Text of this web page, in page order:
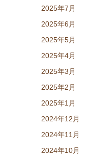
2025年7月
2025年6月
2025年5月
2025年4月
2025年3月
2025年2月
2025年1月
2024年12月
2024年11月
2024年10月